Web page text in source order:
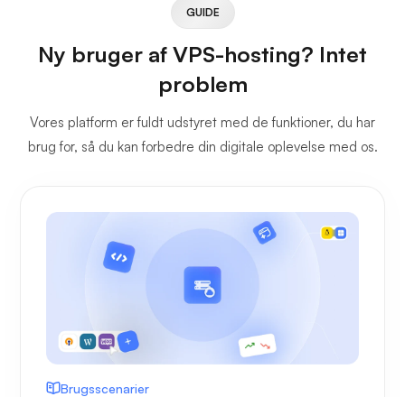
GUIDE
Ny bruger af VPS-hosting? Intet
problem
Vores platform er fuldt udstyret med de funktioner, du har
brug for, så du kan forbedre din digitale oplevelse med os.
Brugsscenarier